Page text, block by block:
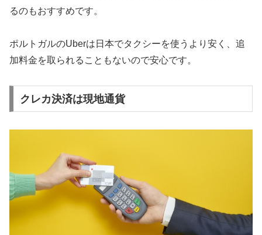
るのもおすすめです。
ポルトガルのUberは日本でタクシーを使うより安く、追
加料金を取られることもないので安心です。
クレカ決済は現地通貨